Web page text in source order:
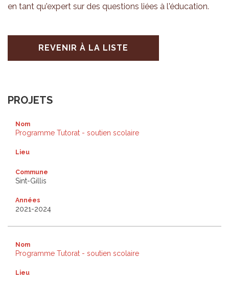
en tant qu'ex­pert sur des ques­tions liées à l'édu­ca­tion.
REVENIR À LA LISTE
PROJETS
Nom
Programme Tutorat - soutien scolaire
Lieu
Commune
Sint-Gillis
Années
2021-2024
Nom
Programme Tutorat - soutien scolaire
Lieu